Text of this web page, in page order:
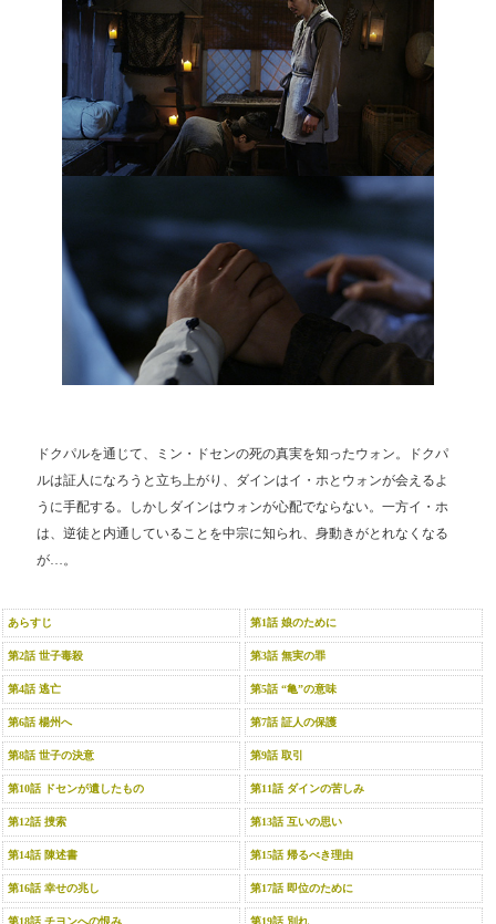
ドクパルを通じて、ミン・ドセンの死の真実を知ったウォン。ドクパ
ルは証人になろうと立ち上がり、ダインはイ・ホとウォンが会えるよ
うに手配する。しかしダインはウォンが心配でならない。一方イ・ホ
は、逆徒と内通していることを中宗に知られ、身動きがとれなくなる
が…。
あらすじ 第1話 娘のために
第2話 世子毒殺 第3話 無実の罪
第4話 逃亡 第5話 “亀”の意味
第6話 楊州へ 第7話 証人の保護
第8話 世子の決意 第9話 取引
第10話 ドセンが遺したもの 第11話 ダインの苦しみ
第12話 捜索 第13話 互いの思い
第14話 陳述書 第15話 帰るべき理由
第16話 幸せの兆し 第17話 即位のために
第18話 チヨンへの恨み 第19話 別れ